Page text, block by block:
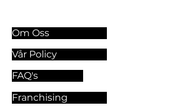
Om Oss
Vår Policy
FAQ's
Franchising